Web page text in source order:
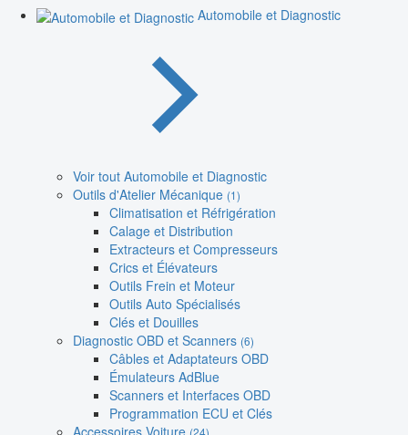
Automobile et Diagnostic
Voir tout Automobile et Diagnostic
Outils d'Atelier Mécanique (1)
Climatisation et Réfrigération
Calage et Distribution
Extracteurs et Compresseurs
Crics et Élévateurs
Outils Frein et Moteur
Outils Auto Spécialisés
Clés et Douilles
Diagnostic OBD et Scanners (6)
Câbles et Adaptateurs OBD
Émulateurs AdBlue
Scanners et Interfaces OBD
Programmation ECU et Clés
Accessoires Voiture (24)